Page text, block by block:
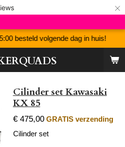
×
besteld volgende dag in huis!
Cilinder set Kawasaki
KX 85
€ 475,00 GRATIS verzending
Cilinder set